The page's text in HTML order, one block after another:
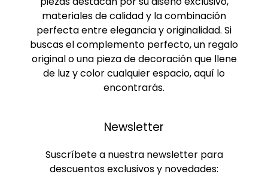
materiales de calidad y la combinación
perfecta entre elegancia y originalidad. Si
buscas el complemento perfecto, un regalo
original o una pieza de decoración que llene
de luz y color cualquier espacio, aquí lo
encontrarás.
Newsletter
Suscríbete a nuestra newsletter para
descuentos exclusivos y novedades: